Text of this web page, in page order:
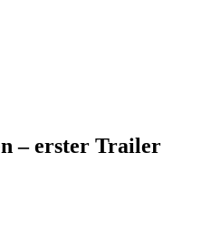
– erster Trailer